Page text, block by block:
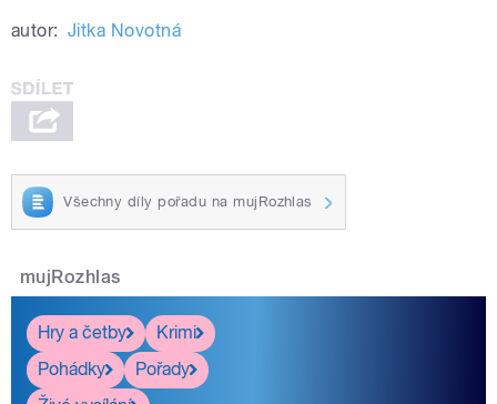
autor: Jitka Novotná
Všechny díly pořadu na mujRozhlas
mujRozhlas
Hry a četby
Krimi
Pohádky
Pořady